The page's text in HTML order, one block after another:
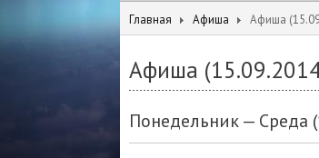
Главная Афиша Афиша
Афиша
Понедельник — Среда